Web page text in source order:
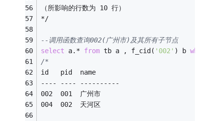
（所影响的行数为 10 行）
*/
--调用函数查询002(广州市)及其所有子节点
select a. * from tb a , f_cid( '002' ) b where
/*
id   pid  name
---- ---- ----------
002  001  广州市
004  002  天河区